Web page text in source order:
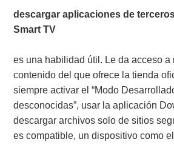
descargar aplicaciones de
Smart TV
es una habilidad útil. Le da acceso
contenido del que ofrece la tienda
siempre activar el “Modo
desconocidas”, usar la aplicación
descargar archivos solo de sitios
es compatible, un dispositivo como